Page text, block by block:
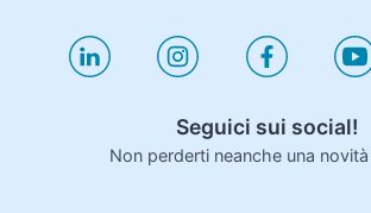
Seguici sui social!
Non perderti neanche una novità